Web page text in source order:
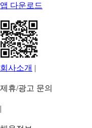
앱 다운로드
회사소개 |
제휴/광고 문의
|